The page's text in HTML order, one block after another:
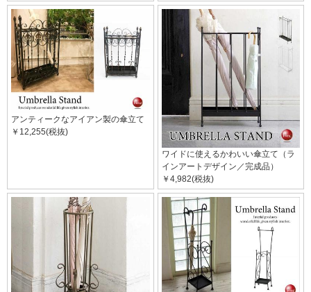
アンティークなアイアン製の傘立て
￥12,255(税抜)
ワイドに使えるかわいい傘立て（ラ
インアートデザイン／完成品）
￥4,982(税抜)